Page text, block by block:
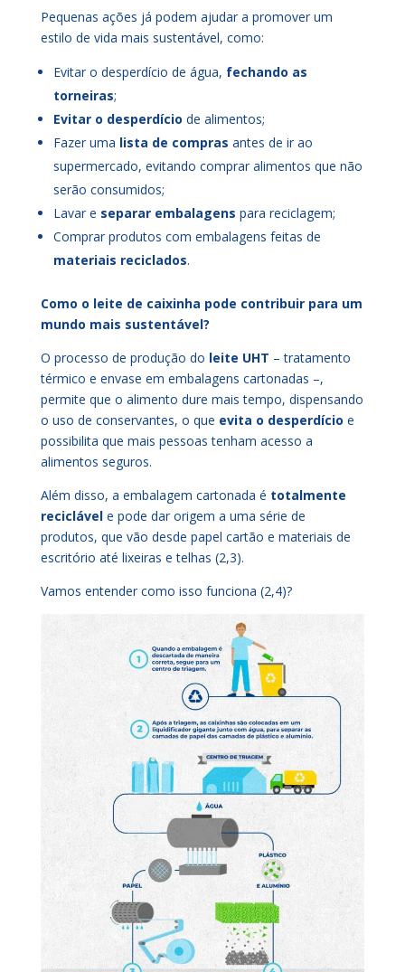
Pequenas ações já podem ajudar a promover um
estilo de vida mais sustentável, como:
Evitar o desperdício de água, fechando as
torneiras;
Evitar o desperdício de alimentos;
Fazer uma lista de compras antes de ir ao
supermercado, evitando comprar alimentos que não
serão consumidos;
Lavar e separar embalagens para reciclagem;
Comprar produtos com embalagens feitas de
materiais reciclados.
Como o leite de caixinha pode contribuir para um
mundo mais sustentável?
O processo de produção do leite UHT – tratamento
térmico e envase em embalagens cartonadas –,
permite que o alimento dure mais tempo, dispensando
o uso de conservantes, o que evita o desperdício e
possibilita que mais pessoas tenham acesso a
alimentos seguros.
Além disso, a embalagem cartonada é totalmente
reciclável e pode dar origem a uma série de
produtos, que vão desde papel cartão e materiais de
escritório até lixeiras e telhas (2,3).
Vamos entender como isso funciona (2,4)?